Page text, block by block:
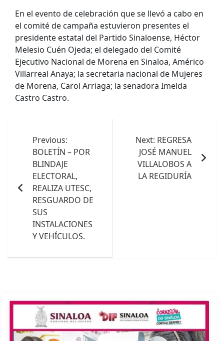
En el evento de celebración que se llevó a cabo en
el comité de campaña estuvieron presentes el
presidente estatal del Partido Sinaloense, Héctor
Melesio Cuén Ojeda; el delegado del Comité
Ejecutivo Nacional de Morena en Sinaloa, Américo
Villarreal Anaya; la secretaria nacional de Mujeres
de Morena, Carol Arriaga; la senadora Imelda
Castro Castro.
entradas
Previous:
BOLETÍN – POR
BLINDAJE
ELECTORAL,
REALIZA UTESC,
RESGUARDO DE
SUS
INSTALACIONES
Y VEHÍCULOS.
Next: REGRESA
JOSÉ MANUEL
VILLALOBOS A
LA REGIDURÍA